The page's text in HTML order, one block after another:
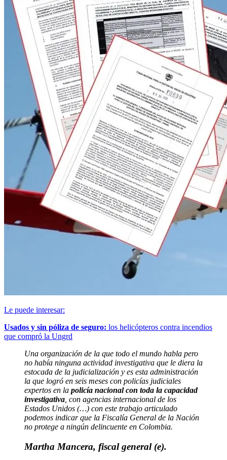
Le puede interesar:
Usados y sin póliza de seguro: los helicópteros contra incendios
que compró la Ungrd
Una organización de la que todo el mundo habla pero
no había ninguna actividad investigativa que le diera la
estocada de la judicialización y es esta administración
la que logró en seis meses con policías judiciales
expertos en la policía nacional con toda la capacidad
investigativa , con agencias internacional de los
Estados Unidos (…) con este trabajo articulado
podemos indicar que la Fiscalía General de la Nación
no protege a ningún delincuente en Colombia.
Martha Mancera, fiscal general (e).